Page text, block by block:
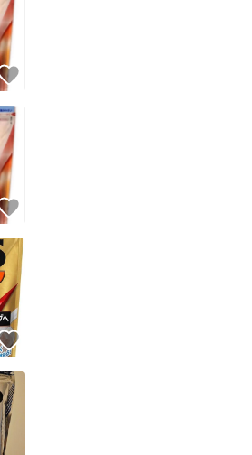
績について
ーザーにバッジを付与しています
をクリアした安心・安全なユーザーです
フリマの取引を完了させた実績があります
をコピーします
す